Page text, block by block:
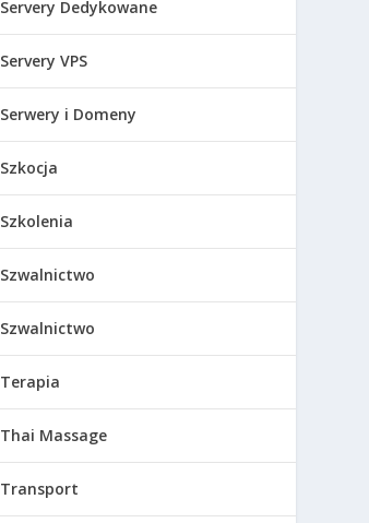
Servery Dedykowane
Servery VPS
Serwery i Domeny
Szkocja
Szkolenia
Szwalnictwo
Szwalnictwo
Terapia
Thai Massage
Transport